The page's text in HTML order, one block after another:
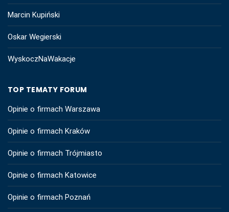
Marcin Kupiński
Oskar Wegierski
WyskoczNaWakacje
TOP TEMATY FORUM
Opinie o firmach Warszawa
Opinie o firmach Kraków
Opinie o firmach Trójmiasto
Opinie o firmach Katowice
Opinie o firmach Poznań